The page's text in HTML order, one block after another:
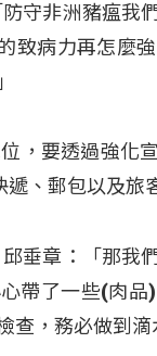
守非洲豬瘟我
致病力再怎麼
，要透過強化
、郵包以及旅
垂章：「那我
帶了一些(肉
查，務必做到滴